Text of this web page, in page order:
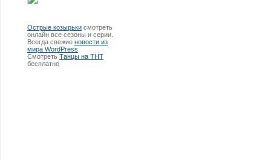
Острые козырьки смотреть
онлайн все сезоны и серии.
Всегда свежие новости из
мира WordPress
Смотреть Танцы на ТНТ
бесплатно